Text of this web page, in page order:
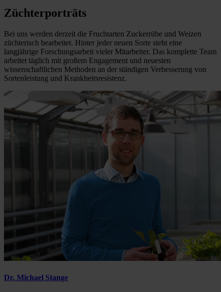
Züchterporträts
Bei uns werden derzeit die Fruchtarten Zuckerrübe und Weizen
züchterisch bearbeitet. Hinter jeder neuen Sorte steht eine
langjährige Forschungsarbeit vieler Mitarbeiter. Das komplette Team
arbeitet täglich mit großem Engagement und neuesten
wissenschaftlichen Methoden an der ständigen Verbesserung von
Sortenleistung und Krankheitsresistenz.
Dr. Michael Stange